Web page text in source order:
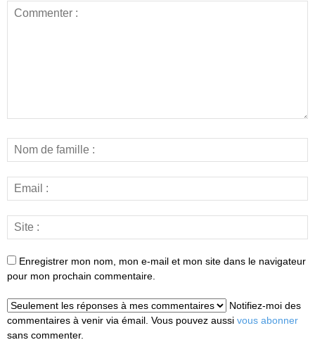
Enregistrer mon nom, mon e-mail et mon site dans le navigateur
pour mon prochain commentaire.
Notifiez-moi des
commentaires à venir via émail. Vous pouvez aussi vous abonner
sans commenter.